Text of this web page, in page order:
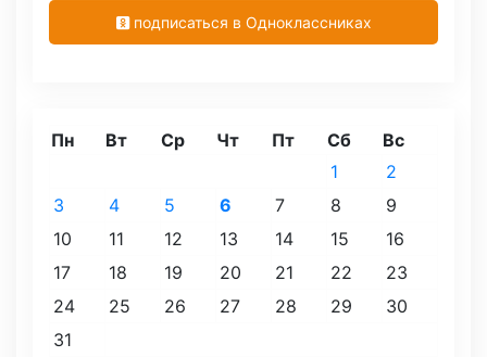
подписаться в Одноклассниках
Пн Вт Ср Чт Пт Сб
Вс
1
2
3
4 5 6 7 8
9
10
11 12 13 14 15
16
17
18 19 20 21 22
23
24
25 26 27 28 29
30
31